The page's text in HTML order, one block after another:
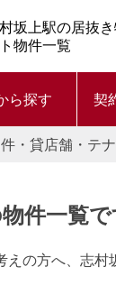
坂上駅の居抜
物件一覧
ら探す 契
・貸店舗・テ
件一覧で
えの方へ、志